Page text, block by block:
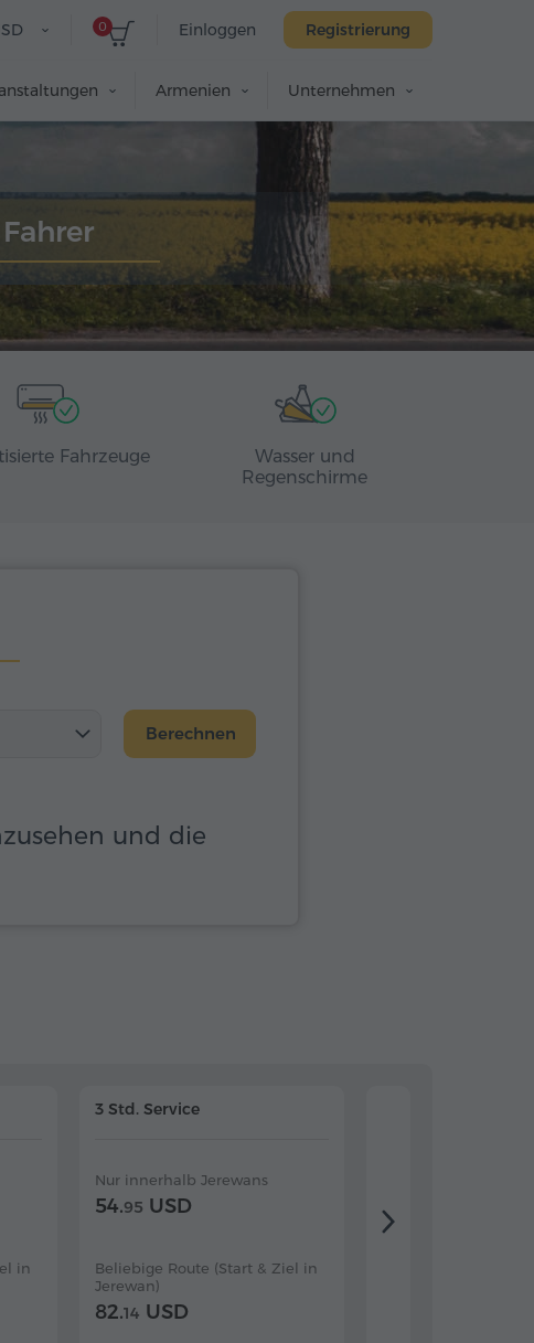
Einloggen Registrierung
0
Armenien Unternehmen
Fahrzeuge
Wasser und
Regenschirme
Berechnen
und die
in
3 Std. Service
Nur innerhalb Jerewans
54.95 USD
Beliebige Route (Start & Ziel in
Jerewan)
82.14 USD
64.